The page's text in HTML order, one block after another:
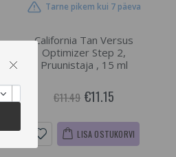
Tarne pikem kui 7 päeva
California Tan Versus
Optimizer Step 2,
Pruunistaja , 15 ml
€11.49 €11.15
LISA OSTUKORVI